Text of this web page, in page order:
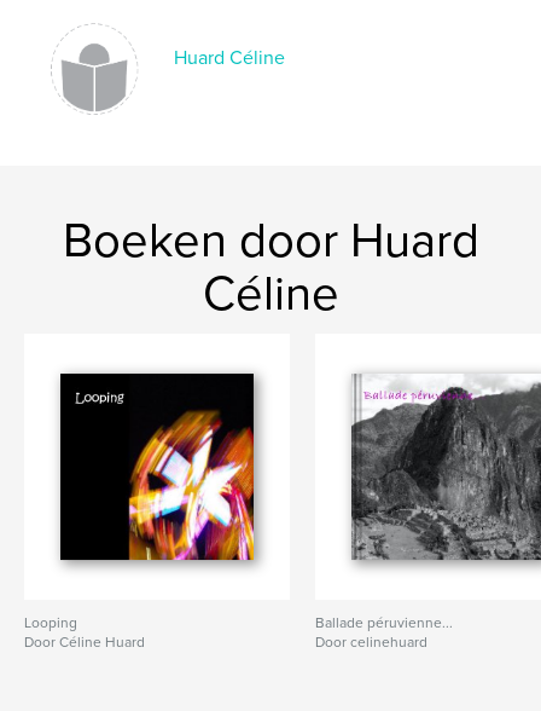
Huard Céline
Boeken door Huard
Céline
Looping
Door Céline Huard
Ballade péruvienne...
Door celinehuard